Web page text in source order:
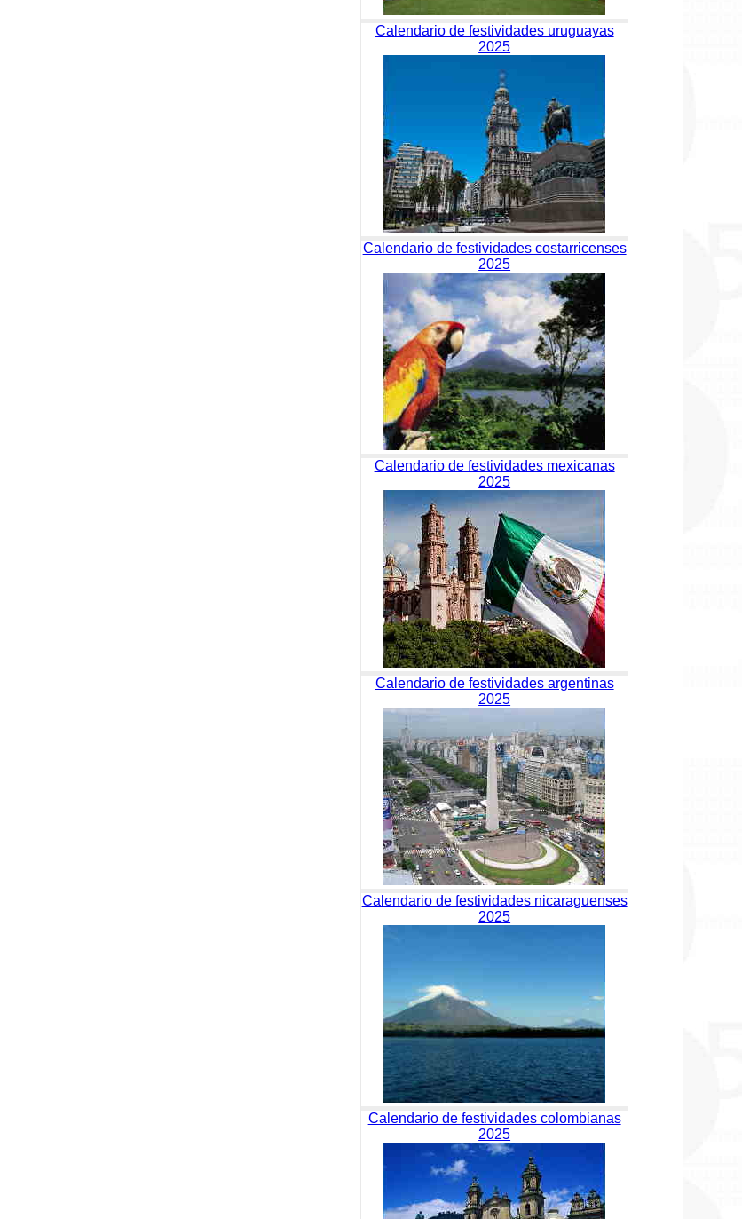
Calendario de festividades uruguayas
2025
Calendario de festividades costarricenses
2025
Calendario de festividades mexicanas
2025
Calendario de festividades argentinas
2025
Calendario de festividades nicaraguenses
2025
Calendario de festividades colombianas
2025